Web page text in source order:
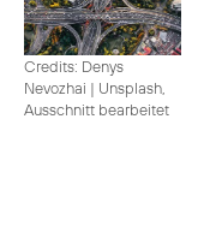
Credits: Denys
Nevozhai | Unsplash,
Ausschnitt bearbeitet